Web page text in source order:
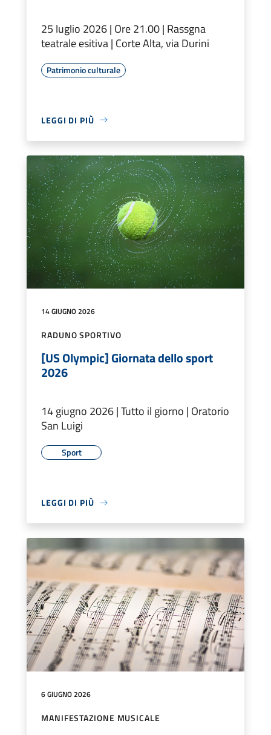
25 luglio 2026 | Ore 21.00 | Rassgna
teatrale esitiva | Corte Alta, via Durini
Patrimonio culturale
LEGGI DI PIÙ
14 GIUGNO 2026
RADUNO SPORTIVO
[US Olympic] Giornata dello sport
2026
14 giugno 2026 | Tutto il giorno | Oratorio
San Luigi
Sport
LEGGI DI PIÙ
6 GIUGNO 2026
MANIFESTAZIONE MUSICALE